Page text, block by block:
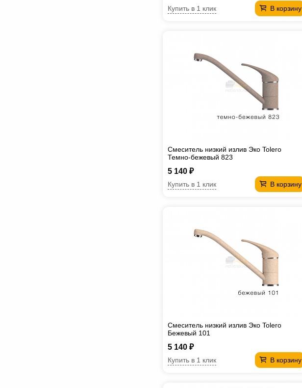
В корзину
Купить в 1 клик
Смеситель низкий излив Эко Tolero
Темно-бежевый 823
5 140 ₽
В корзину
Купить в 1 клик
Смеситель низкий излив Эко Tolero
Бежевый 101
5 140 ₽
В корзину
Купить в 1 клик